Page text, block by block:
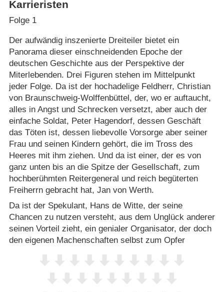
Karrieristen
Folge 1
Der aufwändig inszenierte Dreiteiler bietet ein
Panorama dieser einschneidenden Epoche der
deutschen Geschichte aus der Perspektive der
Miterlebenden. Drei Figuren stehen im Mittelpunkt
jeder Folge. Da ist der hochadelige Feldherr, Christian
von Braunschweig-Wolffenbüttel, der, wo er auftaucht,
alles in Angst und Schrecken versetzt, aber auch der
einfache Soldat, Peter Hagendorf, dessen Geschäft
das Töten ist, dessen liebevolle Vorsorge aber seiner
Frau und seinen Kindern gehört, die im Tross des
Heeres mit ihm ziehen. Und da ist einer, der es von
ganz unten bis an die Spitze der Gesellschaft, zum
hochberühmten Reitergeneral und reich begüterten
Freiherrn gebracht hat, Jan von Werth.
Da ist der Spekulant, Hans de Witte, der seine
Chancen zu nutzen versteht, aus dem Unglück anderer
seinen Vorteil zieht, ein genialer Organisator, der doch
den eigenen Machenschaften selbst zum Opfer